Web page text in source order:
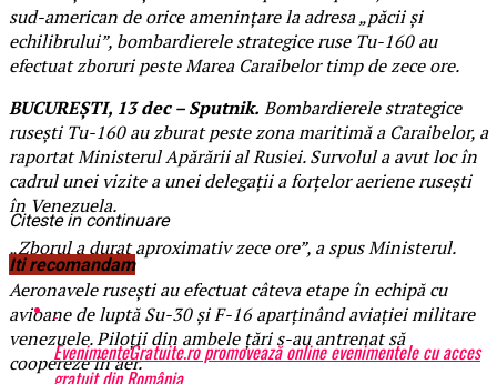
sud-american de orice amenințare la adresa „păcii și
echilibrului”, bombardierele strategice ruse Tu-160 au
efectuat zboruri peste Marea Caraibelor timp de zece ore.
BUCUREŞTI, 13 dec – Sputnik. Bombardierele strategice
ruseşti Tu-160 au zburat peste zona maritimă a Caraibelor, a
raportat Ministerul Apărării al Rusiei. Survolul a avut loc în
cadrul unei vizite a unei delegații a forțelor aeriene rusești
în Venezuela.
„Zborul a durat aproximativ zece ore”, a spus Ministerul.
Aeronavele rusești au efectuat câteva etape în echipă cu
avioane de luptă Su-30 și F-16 aparținând aviației militare
venezuele. Piloții din ambele țări s-au antrenat să
coopereze în aer.
Citeste in continuare
Iti recomandam
EvenimenteGratuite.ro promovează online evenimentele cu acces
gratuit din România